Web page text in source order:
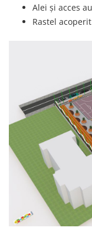
Alei și acces
Rastel